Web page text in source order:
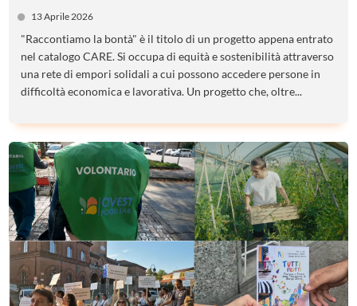
13 Aprile 2026
"Raccontiamo la bontà" è il titolo di un progetto appena entrato
nel catalogo CARE. Si occupa di equità e sostenibilità attraverso
una rete di empori solidali a cui possono accedere persone in
difficoltà economica e lavorativa. Un progetto che, oltre...